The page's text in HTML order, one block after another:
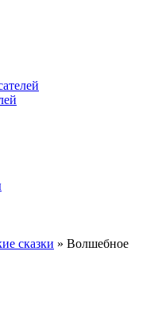
сказки » Волшебное